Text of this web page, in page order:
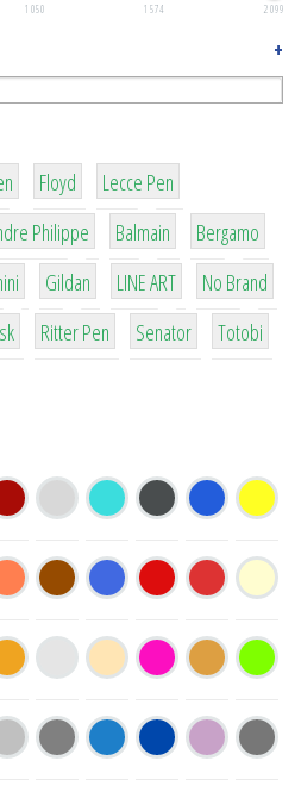
1 050 1 574 2 099
+
2
Floyd
2
Lecce Pen
1
Philippe
4
Balmain
26
Bergamo
42
Gildan
4
LINE ART
90
No Brand
2 22
Ritter Pen
15
Senator
43
Totobi